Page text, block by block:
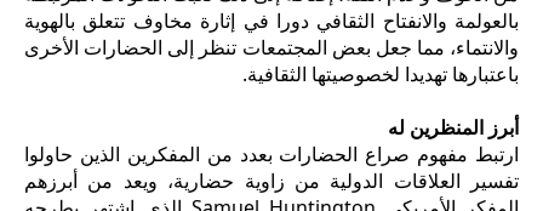
بالعولمة والانفتاح الثقافي دورا في إثارة مخاوف تتعلق بالهوية
والانتماء، مما جعل بعض المجتمعات تنظر إلى الحضارات الأخرى
باعتبارها تهديدا لخصوصيتها الثقافية.
أبرز المنظرين له
ارتبط مفهوم صراع الحضارات بعدد من المفكرين الذين حاولوا
تفسير العلاقات الدولية من زاوية حضارية، ويعد من أبرزهم